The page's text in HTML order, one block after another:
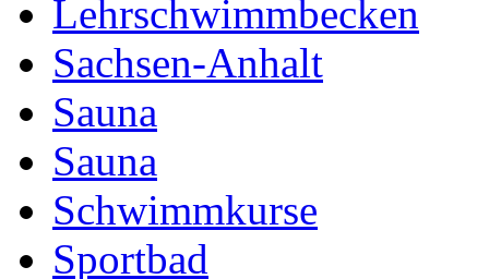
Lehrschwimmbecken
Sachsen-Anhalt
Sauna
Sauna
Schwimmkurse
Sportbad